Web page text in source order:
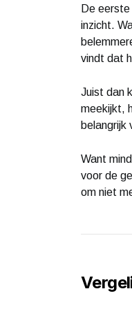
De
inzicht.
vindt dat
Juist dan
meekijkt,
belangrijk
Want
voor de
om niet